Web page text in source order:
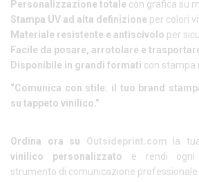
Personalizzazione totale con grafica su
Stampa UV ad alta definizione per colori
Materiale resistente e antiscivolo per
Facile da posare, arrotolare e
Disponibile in grandi formati con
“Comunica con stile: il tuo brand
su tappeto vinilico.”
Ordina ora su Outsideprint.com la
vinilico personalizzato e rendi ogni
strumento di comunicazione professionale